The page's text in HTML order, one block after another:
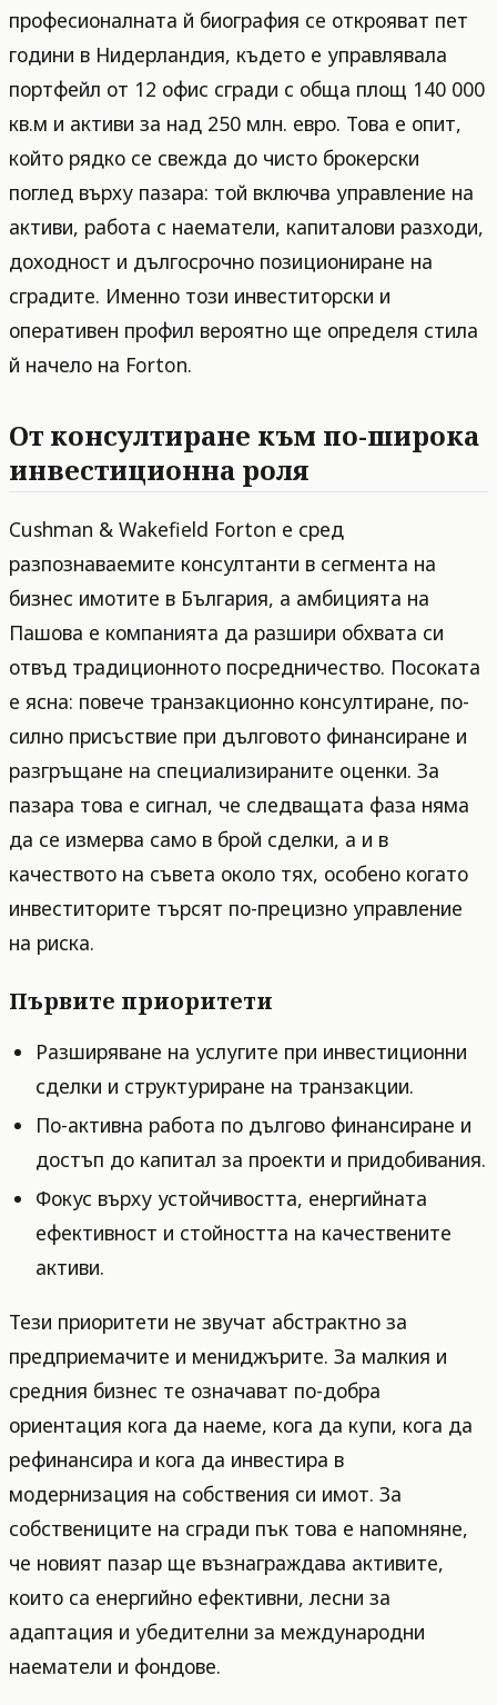
професионалната й биография се открояват пет
години в Нидерландия, където е управлявала
портфейл от 12 офис сгради с обща площ 140 000
кв.м и активи за над 250 млн. евро. Това е опит,
който рядко се свежда до чисто брокерски
поглед върху пазара: той включва управление на
активи, работа с наематели, капиталови разходи,
доходност и дългосрочно позициониране на
сградите. Именно този инвеститорски и
оперативен профил вероятно ще определя стила
й начело на Forton.
От консултиране към по-широка
инвестиционна роля
Cushman & Wakefield Forton е сред
разпознаваемите консултанти в сегмента на
бизнес имотите в България, а амбицията на
Пашова е компанията да разшири обхвата си
отвъд традиционното посредничество. Посоката
е ясна: повече транзакционно консултиране, по-
силно присъствие при дълговото финансиране и
разгръщане на специализираните оценки. За
пазара това е сигнал, че следващата фаза няма
да се измерва само в брой сделки, а и в
качеството на съвета около тях, особено когато
инвеститорите търсят по-прецизно управление
на риска.
Първите приоритети
Разширяване на услугите при инвестиционни
сделки и структуриране на транзакции.
По-активна работа по дългово финансиране и
достъп до капитал за проекти и придобивания.
Фокус върху устойчивостта, енергийната
ефективност и стойността на качествените
активи.
Тези приоритети не звучат абстрактно за
предприемачите и мениджърите. За малкия и
средния бизнес те означават по-добра
ориентация кога да наеме, кога да купи, кога да
рефинансира и кога да инвестира в
модернизация на собствения си имот. За
собствениците на сгради пък това е напомняне,
че новият пазар ще възнаграждава активите,
които са енергийно ефективни, лесни за
адаптация и убедителни за международни
наематели и фондове.